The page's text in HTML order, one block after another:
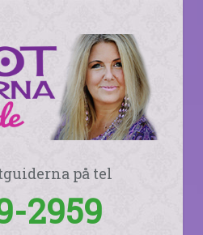
på tel
2959